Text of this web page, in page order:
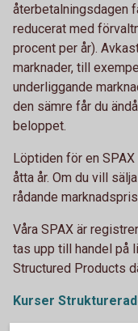
återbetalningsdagen
reducerat med
procent per år).
marknader, till
underliggande
den sämre får du
beloppet.
Löptiden för en
åtta år. Om du vill
rådande
Våra SPAX är
tas upp till handel på
Structured Products
Kurser